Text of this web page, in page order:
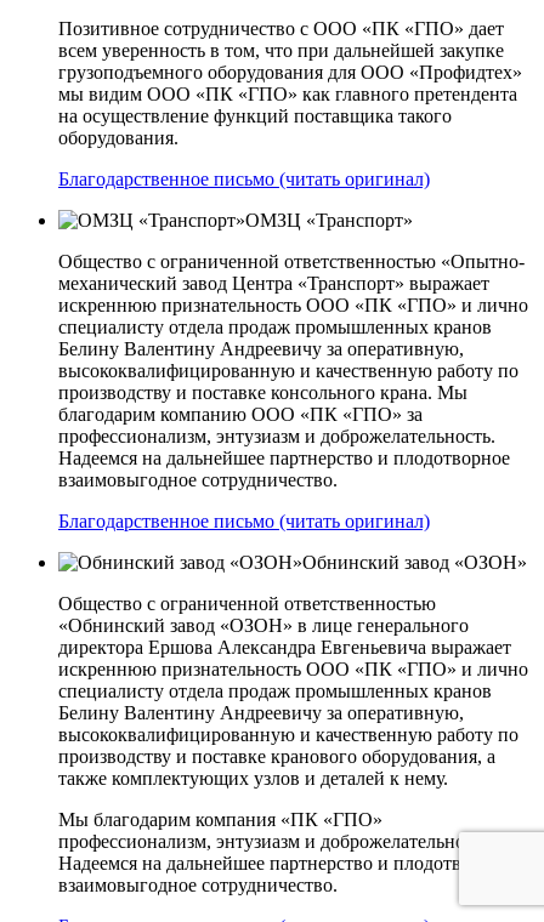
Позитивное сотрудничество с ООО «ПК «ГПО» дает
всем уверенность в том, что при дальнейшей закупке
грузоподъемного оборудования для ООО «Профидтех»
мы видим ООО «ПК «ГПО» как главного претендента
на осуществление функций поставщика такого
оборудования.
Благодарственное письмо (читать оригинал)
ОМЗЦ «Транспорт»
Общество с ограниченной ответственностью «Опытно-
механический завод Центра «Транспорт» выражает
искреннюю признательность ООО «ПК «ГПО» и лично
специалисту отдела продаж промышленных кранов
Белину Валентину Андреевичу за оперативную,
высококвалифицированную и качественную работу по
производству и поставке консольного крана. Мы
благодарим компанию ООО «ПК «ГПО» за
профессионализм, энтузиазм и доброжелательность.
Надеемся на дальнейшее партнерство и плодотворное
взаимовыгодное сотрудничество.
Благодарственное письмо (читать оригинал)
Обнинский завод «ОЗОН»
Общество с ограниченной ответственностью
«Обнинский завод «ОЗОН» в лице генерального
директора Ершова Александра Евгеньевича выражает
искреннюю признательность ООО «ПК «ГПО» и лично
специалисту отдела продаж промышленных кранов
Белину Валентину Андреевичу за оперативную,
высококвалифицированную и качественную работу по
производству и поставке кранового оборудования, а
также комплектующих узлов и деталей к нему.
Мы благодарим компания «ПК «ГПО»
профессионализм, энтузиазм и доброжелательность.
Надеемся на дальнейшее партнерство и плодотворное
взаимовыгодное сотрудничество.